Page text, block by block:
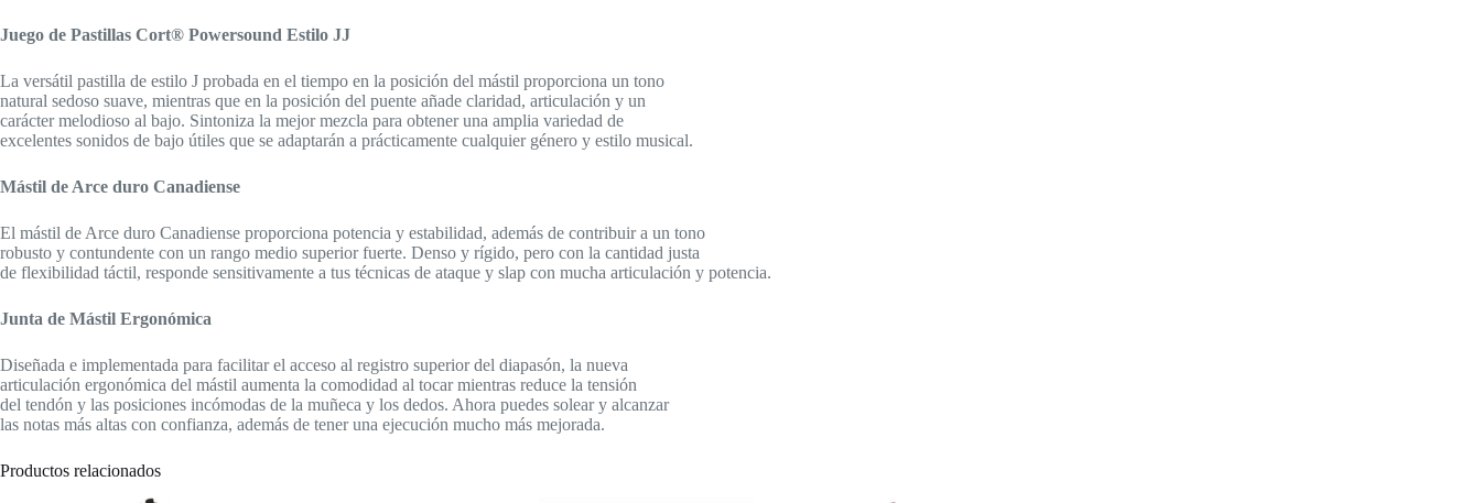
Juego de Pastillas Cort® Powersound Estilo JJ
La versátil pastilla de estilo J probada en el tiempo en la posición del mástil proporciona un tono
natural sedoso suave, mientras que en la posición del puente añade claridad, articulación y un
carácter melodioso al bajo. Sintoniza la mejor mezcla para obtener una amplia variedad de
excelentes sonidos de bajo útiles que se adaptarán a prácticamente cualquier género y estilo musical.
Mástil de Arce duro Canadiense
El mástil de Arce duro Canadiense proporciona potencia y estabilidad, además de contribuir a un tono
robusto y contundente con un rango medio superior fuerte. Denso y rígido, pero con la cantidad justa
de flexibilidad táctil, responde sensitivamente a tus técnicas de ataque y slap con mucha articulación y potencia.
Junta de Mástil Ergonómica
Diseñada e implementada para facilitar el acceso al registro superior del diapasón, la nueva
articulación ergonómica del mástil aumenta la comodidad al tocar mientras reduce la tensión
del tendón y las posiciones incómodas de la muñeca y los dedos. Ahora puedes solear y alcanzar
las notas más altas con confianza, además de tener una ejecución mucho más mejorada.
Productos relacionados